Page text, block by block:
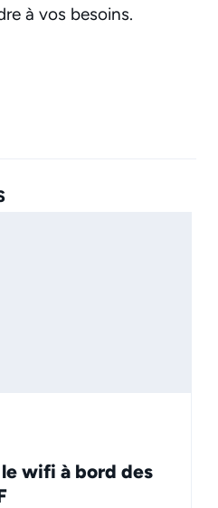
à vos besoins.
wifi à bord des